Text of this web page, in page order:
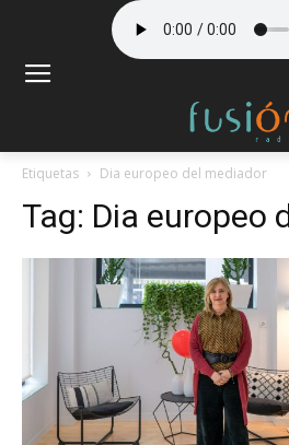
Etiquetas Dia europeo del mediador
Tag: Dia europeo